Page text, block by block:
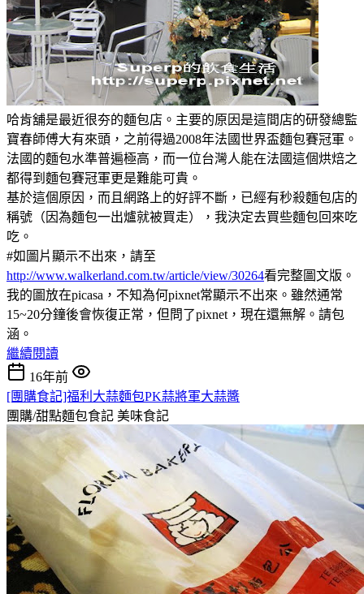
哈肯舖是最近很夯的麵包店。主要的原因是這間店的研發總監
寶春師傅大有來頭，之前得過2008年法國世界盃麵包賽冠軍。
法國的麵包水準普遍極高，而一位台灣人能在法國這個烘焙之
都得到麵包賽冠軍更是難能可貴。
基於這個原因，而且網路上的好評不斷，已經有秒殺麵包店的
稱號（因為麵包一出爐就被買走），我決定去買些麵包回來吃
吃。
#如圖片顯示不出來，請至
http://www.walkerland.com.tw/article/view/30264看完整圖文版。
我的圖放在picasa，不知為何pixnet常顯示不出來。雖然通常
15~20分鐘後會恢復正常，但問了pixnet，現在還無解。請包
涵。
繼續閱讀
16年前
[團購食記]福利大蒜麵包PK蒜將軍大蒜醬
團購/甜點麵包食記 美味食記